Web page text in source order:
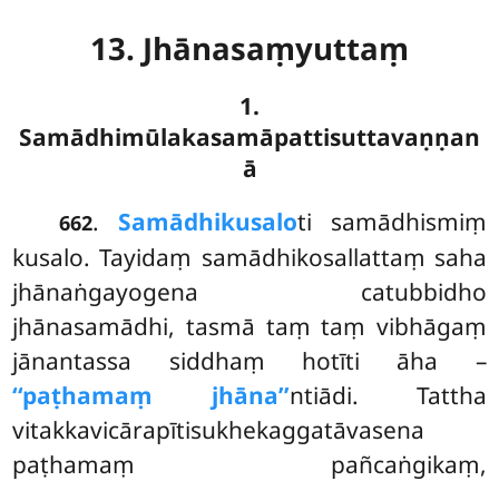
13. Jhānasaṃyuttaṃ
1.
Samādhimūlakasamāpattisuttavaṇṇan
ā
662. Samādhikusaloti samādhismiṃ
kusalo. Tayidaṃ samādhikosallattaṃ saha
jhānaṅgayogena catubbidho
jhānasamādhi, tasmā taṃ taṃ vibhāgaṃ
jānantassa siddhaṃ hotīti āha –
‘‘paṭhamaṃ jhāna’’ntiādi. Tattha
vitakkavicārapītisukhekaggatāvasena
paṭhamaṃ pañcaṅgikaṃ,